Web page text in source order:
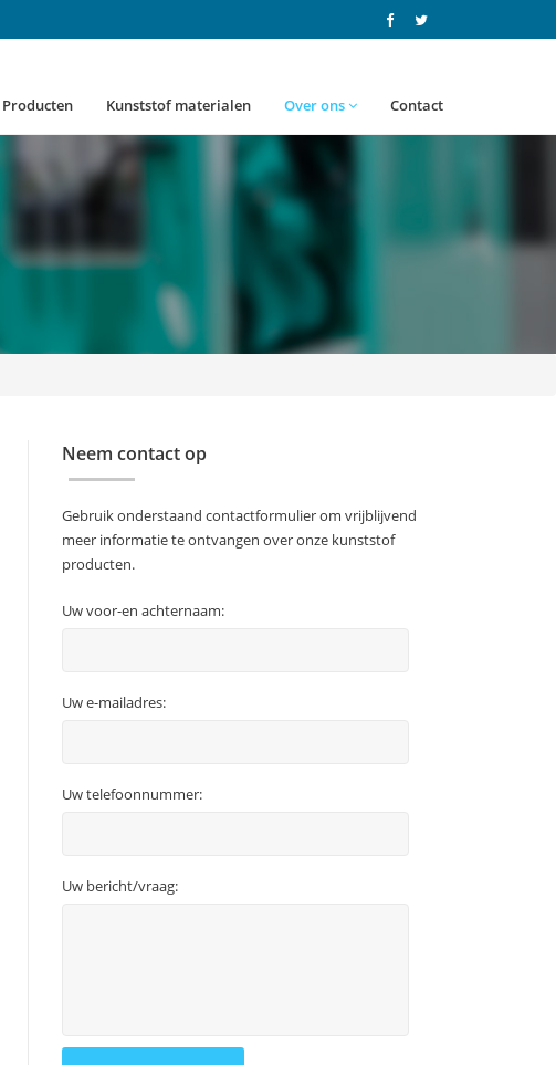
Producten Kunststof materialen Over ons Contact
Neem contact op
Gebruik onderstaand contactformulier om vrijblijvend
meer informatie te ontvangen over onze kunststof
producten.
Uw voor-en achternaam:
Uw e-mailadres:
Uw telefoonnummer:
Uw bericht/vraag: